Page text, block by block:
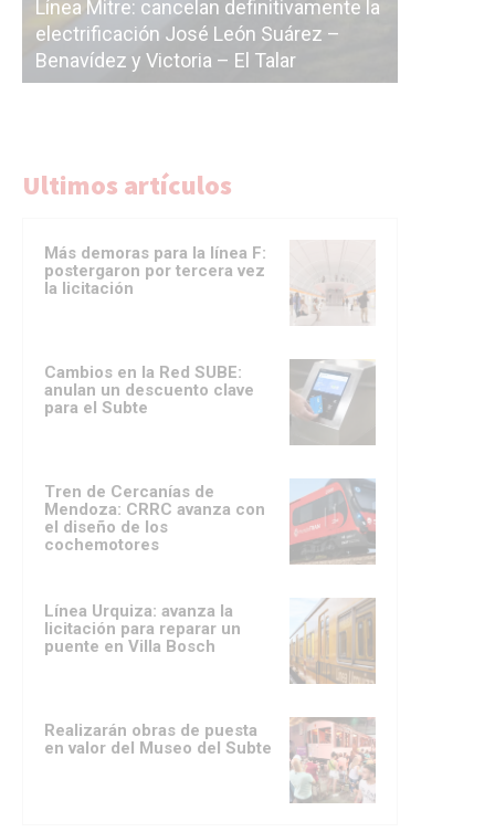
La Ciudad vuelve a postergar la
licitación de la línea F
Ultimos artículos
Más demoras para la línea F:
postergaron por tercera vez
la licitación
Cambios en la Red SUBE:
anulan un descuento clave
para el Subte
Tren de Cercanías de
Mendoza: CRRC avanza con
el diseño de los
cochemotores
Línea Urquiza: avanza la
licitación para reparar un
puente en Villa Bosch
Realizarán obras de puesta
en valor del Museo del Subte